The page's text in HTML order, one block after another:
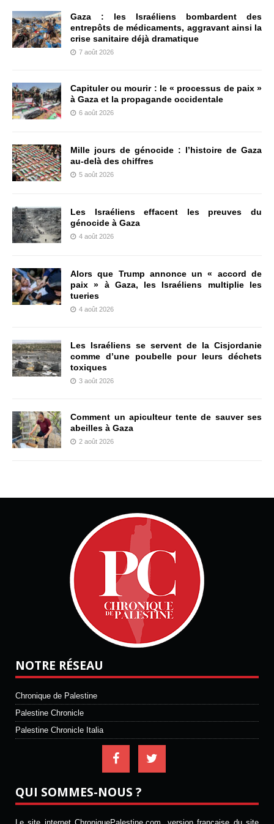
Gaza : les Israéliens bombardent des
entrepôts de médicaments, aggravant ainsi la
crise sanitaire déjà dramatique
7 août 2026
Capituler ou mourir : le « processus de paix »
à Gaza et la propagande occidentale
6 août 2026
Mille jours de génocide : l’histoire de Gaza
au-delà des chiffres
5 août 2026
Les Israéliens effacent les preuves du
génocide à Gaza
4 août 2026
Alors que Trump annonce un « accord de
paix » à Gaza, les Israéliens multiplie les
tueries
4 août 2026
Les Israéliens se servent de la Cisjordanie
comme d’une poubelle pour leurs déchets
toxiques
3 août 2026
Comment un apiculteur tente de sauver ses
abeilles à Gaza
2 août 2026
NOTRE RÉSEAU
Chronique de Palestine
Palestine Chronicle
Palestine Chronicle Italia
QUI SOMMES-NOUS ?